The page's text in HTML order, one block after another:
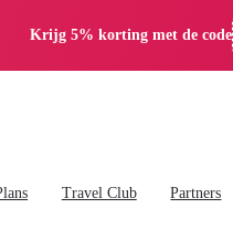
Krijg 5% korting met de code
Travel Club Partners